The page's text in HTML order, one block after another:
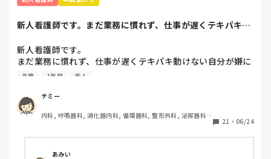
新人看護師です。まだ業務に慣れず、仕事が遅くテキパキ動
新人看護師です。
まだ業務に慣れず、仕事が遅くテキパキ動けない自分が嫌に
なります。
白になりオドオドしてしまいます。先輩方はこんな時どのよ
うに乗り越えてきたのか教えていただきたいです。
先輩 1年目 新人
チミー
内科, 呼吸器科, 消化器内科, 循環器科, 整形外科, 泌尿器科,
21 ・ 06/24
あみい